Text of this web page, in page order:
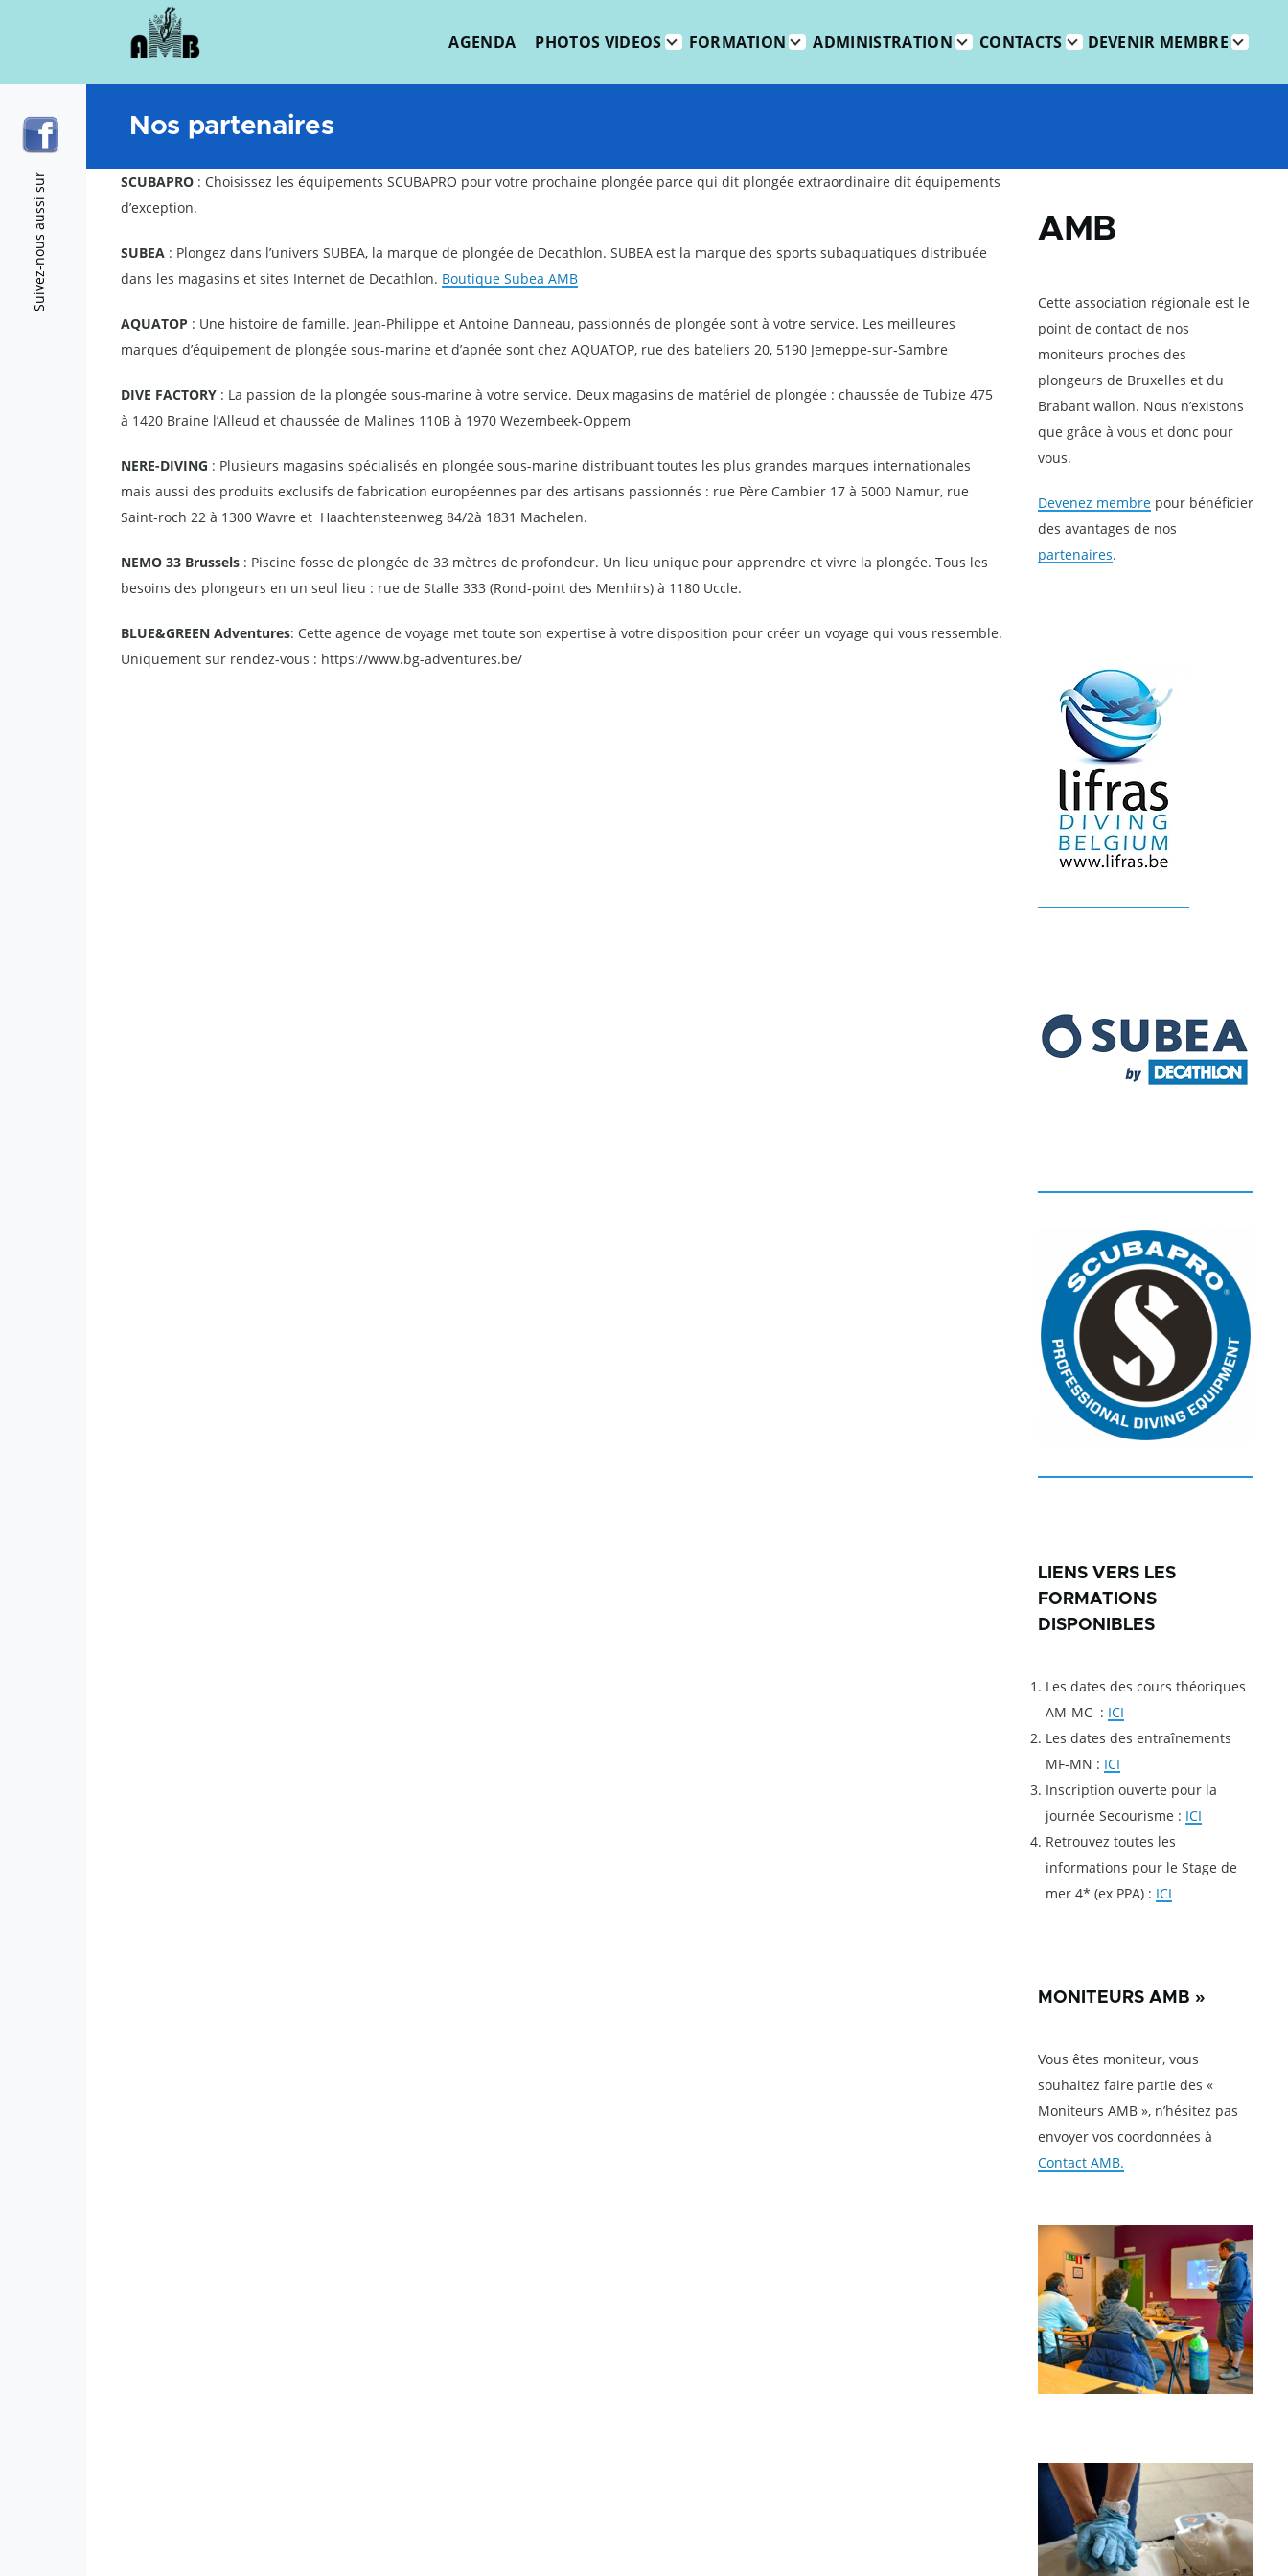
Skip to main content
AGENDA PHOTOS VIDEOS
PHOTOS VIDEOS sub-navigation FORMATION ADMINISTRATION
ADMINISTRATION sub-navigation CONTACTS
CONTACTS sub-navigation
navigation
DEVENIR MEMBRE
DEVENIR MEMBRE sub-navigation
Nos partenaires
SCUBAPRO : Choisissez les équipements SCUBAPRO pour votre prochaine plongée parce qui dit plongée extraordinaire dit équipements
d’exception.
SUBEA : Plongez dans l’univers SUBEA, la marque de plongée de Decathlon. SUBEA est la marque des sports subaquatiques distribuée
dans les magasins et sites Internet de Decathlon. Boutique Subea AMB
AQUATOP : Une histoire de famille. Jean-Philippe et Antoine Danneau, passionnés de plongée sont à votre service. Les meilleures
marques d’équipement de plongée sous-marine et d’apnée sont chez AQUATOP, rue des bateliers 20, 5190 Jemeppe-sur-Sambre
DIVE FACTORY : La passion de la plongée sous-marine à votre service. Deux magasins de matériel de plongée : chaussée de Tubize 475
à 1420 Braine l’Alleud et chaussée de Malines 110B à 1970 Wezembeek-Oppem
NERE-DIVING : Plusieurs magasins spécialisés en plongée sous-marine distribuant toutes les plus grandes marques internationales
mais aussi des produits exclusifs de fabrication européennes par des artisans passionnés : rue Père Cambier 17 à 5000 Namur, rue
Saint-roch 22 à 1300 Wavre et Haachtensteenweg 84/2à 1831 Machelen.
NEMO 33 Brussels : Piscine fosse de plongée de 33 mètres de profondeur. Un lieu unique pour apprendre et vivre la plongée. Tous les
besoins des plongeurs en un seul lieu : rue de Stalle 333 (Rond-point des Menhirs) à 1180 Uccle.
BLUE&GREEN Adventures: Cette agence de voyage met toute son expertise à votre disposition pour créer un voyage qui vous ressemble.
Uniquement sur rendez-vous : https://www.bg-adventures.be/
AMB
Cette association régionale est le
point de contact de nos
moniteurs proches des
plongeurs de Bruxelles et du
Brabant wallon. Nous n’existons
que grâce à vous et donc pour
vous.
Devenez membre pour bénéficier
des avantages de nos
partenaires.
LIENS VERS LES
FORMATIONS
DISPONIBLES
Les dates des cours théoriques
AM-MC : ICI
Les dates des entraînements
MF-MN : ICI
Inscription ouverte pour la
journée Secourisme : ICI
Retrouvez toutes les
informations pour le Stage de
mer 4* (ex PPA) : ICI
MONITEURS AMB »
Vous êtes moniteur, vous
souhaitez faire partie des «
Moniteurs AMB », n’hésitez pas
envoyer vos coordonnées à
Contact AMB.
Suivez-nous aussi sur